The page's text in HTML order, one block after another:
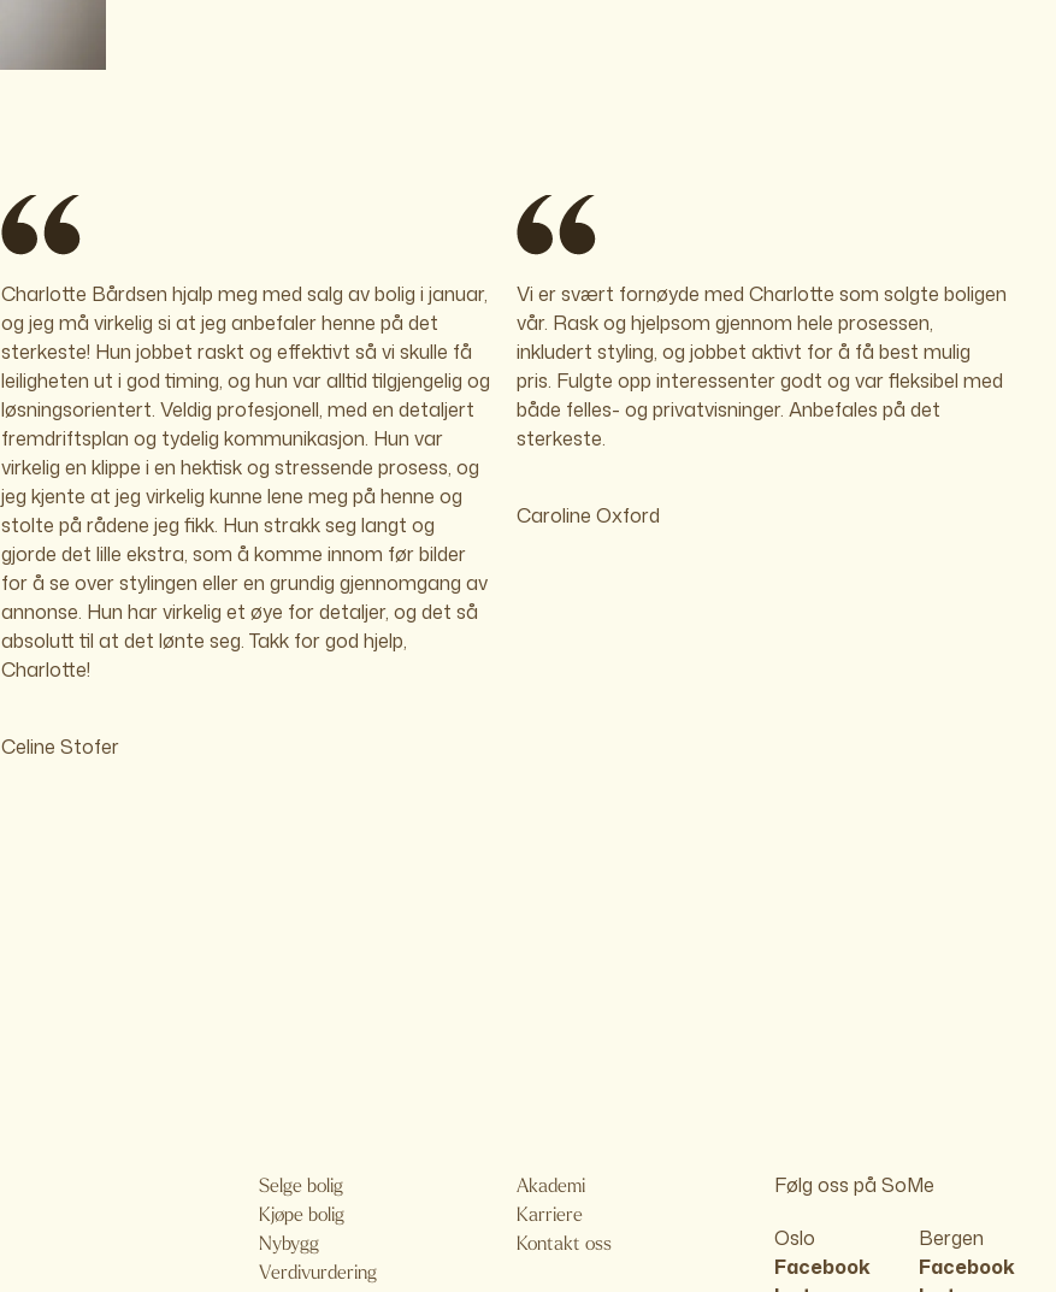
Charlotte Bårdsen hjalp meg med salg av bolig i januar,
og jeg må virkelig si at jeg anbefaler henne på det
sterkeste! Hun jobbet raskt og effektivt så vi skulle få
leiligheten ut i god timing, og hun var alltid tilgjengelig og
løsningsorientert. Veldig profesjonell, med en detaljert
fremdriftsplan og tydelig kommunikasjon. Hun var
virkelig en klippe i en hektisk og stressende prosess, og
jeg kjente at jeg virkelig kunne lene meg på henne og
stolte på rådene jeg fikk. Hun strakk seg langt og
gjorde det lille ekstra, som å komme innom før bilder
for å se over stylingen eller en grundig gjennomgang av
annonse. Hun har virkelig et øye for detaljer, og det så
absolutt til at det lønte seg. Takk for god hjelp,
Charlotte!
Celine Stofer
Vi er svært fornøyde med Charlotte som solgte boligen
vår. Rask og hjelpsom gjennom hele prosessen,
inkludert styling, og jobbet aktivt for å få best mulig
pris. Fulgte opp interessenter godt og var fleksibel med
både felles- og privatvisninger. Anbefales på det
sterkeste.
Caroline Oxford
Selge bolig
Kjøpe bolig
Nybygg
Verdivurdering
Akademi
Karriere
Kontakt oss
Følg oss på SoMe
Oslo
Facebook
Bergen
Facebook